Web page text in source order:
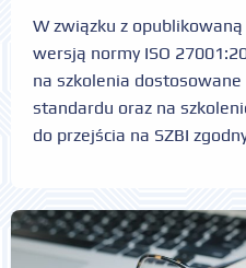
W związku z
wersją normy ISO
na szkolenia
standardu oraz na
do przejścia na SZBI